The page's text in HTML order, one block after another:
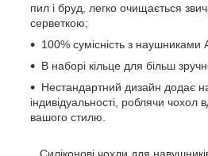
пил і бруд, легко очищається
серветкою;
100% сумісність з
В наборі кільце для більш
Нестандартний дизайн додає
індивідуальності, роблячи
вашого стилю.
Силіконові чохли для